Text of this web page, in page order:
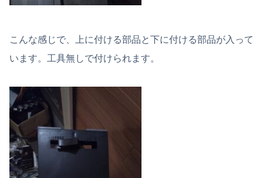
こんな感じで、上に付ける部品と下に付ける部品が入って
います。工具無しで付けられます。